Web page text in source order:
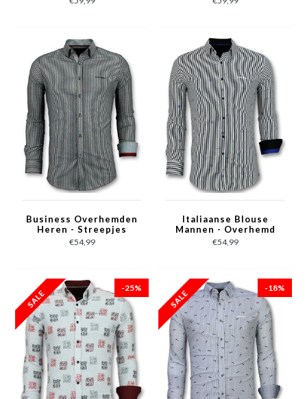
Business Overhemden
Heren - Streepjes
Blouse - 3030 - Grijs
€54,99
Italiaanse Blouse
Mannen - Overhemd
met Streepjes - 3026 -
Wit
€54,99
-25% -18%